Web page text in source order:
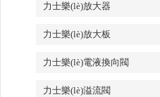
力士樂(lè)放大器
力士樂(lè)放大板
力士樂(lè)電液換向閥
力士樂(lè)溢流閥